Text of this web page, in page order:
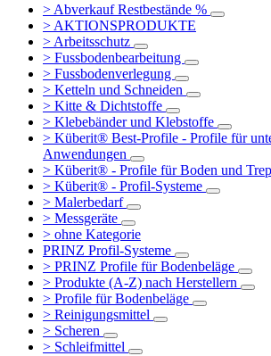
> Abverkauf Restbestände %
> AKTIONSPRODUKTE
> Arbeitsschutz
> Fussbodenbearbeitung
> Fussbodenverlegung
> Ketteln und Schneiden
> Kitte & Dichtstoffe
> Klebebänder und Klebstoffe
> Küberit® Best-Profile - Profile für
Anwendungen
> Küberit® - Profile für Boden und
> Küberit® - Profil-Systeme
> Malerbedarf
> Messgeräte
> ohne Kategorie
PRINZ Profil-Systeme
> PRINZ Profile für Bodenbeläge
> Produkte (A-Z) nach Herstellern
> Profile für Bodenbeläge
> Reinigungsmittel
> Scheren
> Schleifmittel